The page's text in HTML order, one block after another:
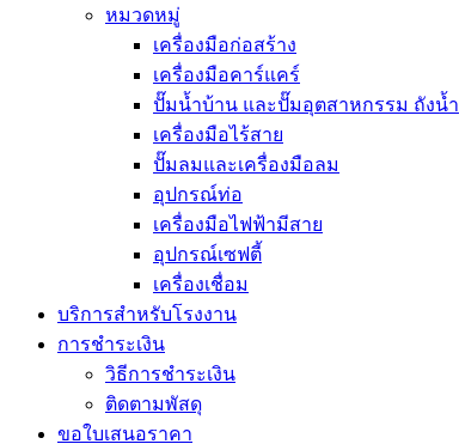
หมวดหมู่
เครื่องมือก่อสร้าง
เครื่องมือคาร์แคร์
ปั๊มน้ำบ้าน และปั๊มอุตสาหกรรม ถังน้ำ
เครื่องมือไร้สาย
ปั๊มลมและเครื่องมือลม
อุปกรณ์ท่อ
เครื่องมือไฟฟ้ามีสาย
อุปกรณ์เซฟตี้
เครื่องเชื่อม
บริการสำหรับโรงงาน
การชำระเงิน
วิธีการชำระเงิน
ติดตามพัสดุ
ขอใบเสนอราคา